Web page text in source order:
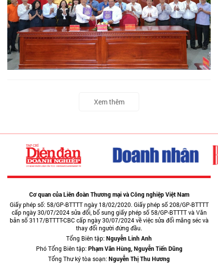
Xem thêm
Cơ quan của Liên đoàn Thương mại và Công nghiệp Việt Nam
Giấy phép số: 58/GP-BTTTT ngày 18/02/2020. Giấy phép số 208/GP-BTTTT
cấp ngày 30/07/2024 sửa đổi, bổ sung giấy phép số 58/GP-BTTTT và Văn
bản số 3117/BTTTT-CBC cấp ngày 30/07/2024 về việc sửa đổi măng séc và
thay đổi người đứng đầu.
Tổng Biên tập:Nguyễn Linh Anh
Phó Tổng Biên tập:Phạm Văn Hùng, Nguyễn Tiến Dũng
Tổng Thư ký tòa soạn:Nguyễn Thị Thu Hương